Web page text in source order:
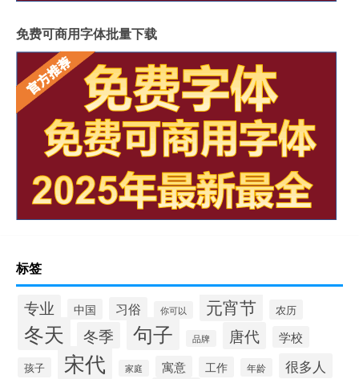
免费可商用字体批量下载
标签
专业 中国 习俗 你可以 元宵节 农历
冬天 冬季 句子 品牌 唐代 学校
孩子 宋代 家庭 寓意 工作 年龄 很多人